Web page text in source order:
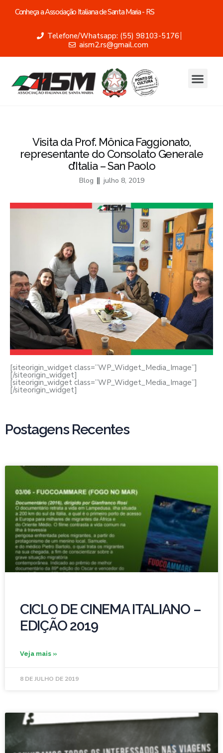
Conheça a Associação Italiana de Santa Maria - RS
Telefone/Whatsapp: (55) 98103-5176
aism2.rs@gmail.com
Visita da Prof. Mônica Faggionato,
representante do Consolato Generale
d’Italia – San Paolo
Blog julho 8, 2019
[siteorigin_widget class=”WP_Widget_Media_Image”]
[/siteorigin_widget]
[siteorigin_widget class=”WP_Widget_Media_Image”]
[/siteorigin_widget]
Postagens Recentes
CICLO DE CINEMA ITALIANO –
EDIÇÃO 2019
Veja mais »
8 DE JULHO DE 2019